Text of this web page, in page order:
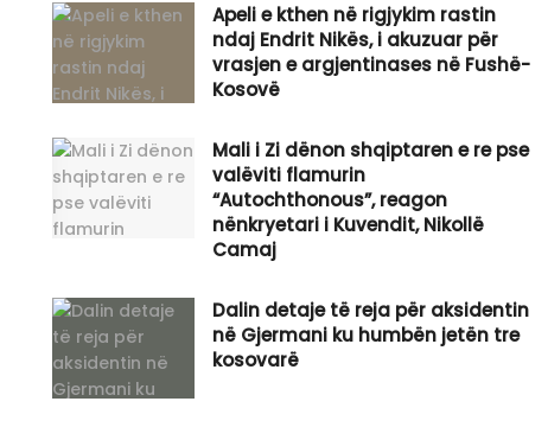
Apeli e kthen në rigjykim rastin
ndaj Endrit Nikës, i akuzuar për
vrasjen e argjentinases në Fushë-
Kosovë
​Mali i Zi dënon shqiptaren e re pse
valëviti flamurin
“Autochthonous”, reagon
nënkryetari i Kuvendit, Nikollë
Camaj
Dalin detaje të reja për aksidentin
në Gjermani ku humbën jetën tre
kosovarë